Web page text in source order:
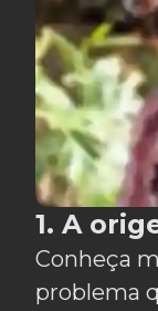
1. A
Conheça
problema